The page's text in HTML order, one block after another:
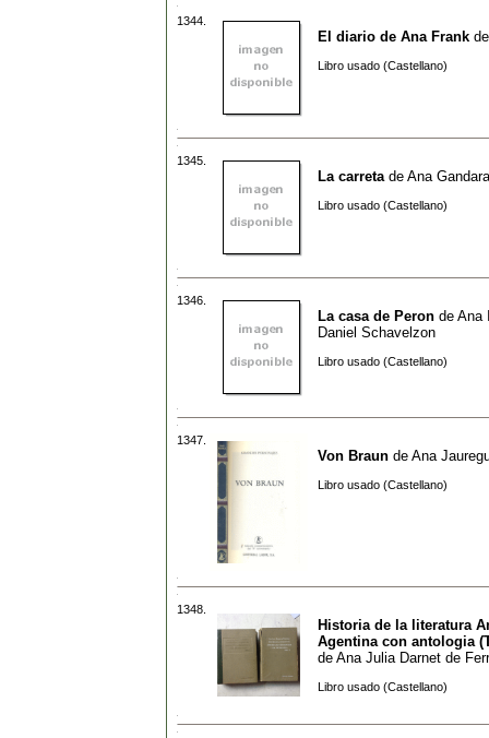
1344.
El diario de Ana Frank
Libro usado (Castellano)
1345.
La carreta de Ana Gandara
Libro usado (Castellano)
1346.
La casa de Peron de Ana
Daniel Schavelzon
Libro usado (Castellano)
1347.
Von Braun de Ana
Libro usado (Castellano)
1348.
Historia de la literatura
Agentina con antologia
de Ana Julia Darnet de
Libro usado (Castellano)